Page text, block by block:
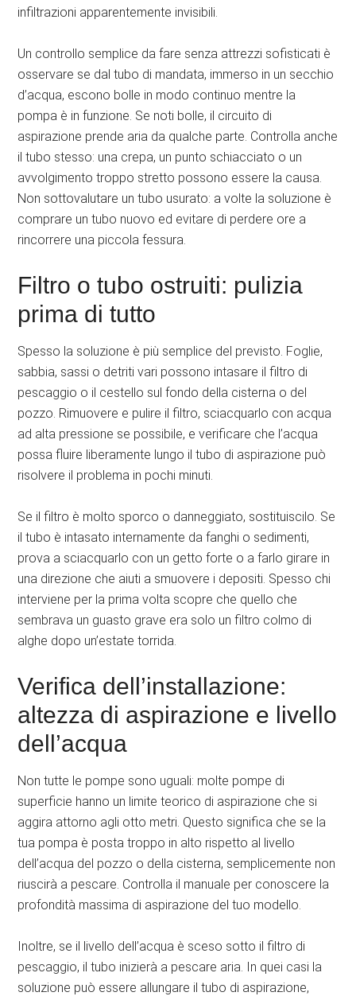
infiltrazioni apparentemente invisibili.
Un controllo semplice da fare senza attrezzi sofisticati è
osservare se dal tubo di mandata, immerso in un secchio
d’acqua, escono bolle in modo continuo mentre la
pompa è in funzione. Se noti bolle, il circuito di
aspirazione prende aria da qualche parte. Controlla anche
il tubo stesso: una crepa, un punto schiacciato o un
avvolgimento troppo stretto possono essere la causa.
Non sottovalutare un tubo usurato: a volte la soluzione è
comprare un tubo nuovo ed evitare di perdere ore a
rincorrere una piccola fessura.
Filtro o tubo ostruiti: pulizia
prima di tutto
Spesso la soluzione è più semplice del previsto. Foglie,
sabbia, sassi o detriti vari possono intasare il filtro di
pescaggio o il cestello sul fondo della cisterna o del
pozzo. Rimuovere e pulire il filtro, sciacquarlo con acqua
ad alta pressione se possibile, e verificare che l’acqua
possa fluire liberamente lungo il tubo di aspirazione può
risolvere il problema in pochi minuti.
Se il filtro è molto sporco o danneggiato, sostituiscilo. Se
il tubo è intasato internamente da fanghi o sedimenti,
prova a sciacquarlo con un getto forte o a farlo girare in
una direzione che aiuti a smuovere i depositi. Spesso chi
interviene per la prima volta scopre che quello che
sembrava un guasto grave era solo un filtro colmo di
alghe dopo un’estate torrida.
Verifica dell’installazione:
altezza di aspirazione e livello
dell’acqua
Non tutte le pompe sono uguali: molte pompe di
superficie hanno un limite teorico di aspirazione che si
aggira attorno agli otto metri. Questo significa che se la
tua pompa è posta troppo in alto rispetto al livello
dell’acqua del pozzo o della cisterna, semplicemente non
riuscirà a pescare. Controlla il manuale per conoscere la
profondità massima di aspirazione del tuo modello.
Inoltre, se il livello dell’acqua è sceso sotto il filtro di
pescaggio, il tubo inizierà a pescare aria. In quei casi la
soluzione può essere allungare il tubo di aspirazione,